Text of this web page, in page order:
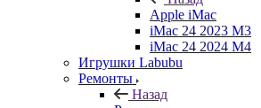
Apple iMac
iMac 24 2023 M3
iMac 24 2024 M4
Игрушки Labubu
Ремонты
Назад